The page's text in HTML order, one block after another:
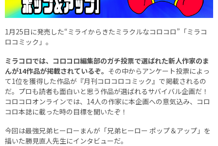
1月25日に発売した“ミライからきたミラクルなコロコロ”「ミラコ
ロコミック」。
ミラコロでは、コロコロ編集部のガチ投票で選ばれた新人作家のま
んが14作品が掲載されているぞ。 その中からアンケート投票によっ
て1位を獲得した作品が『月刊コロコロコミック』で掲載されるの
だ。プロも読者も面白いと思う作品が選ばれるサバイバル企画だ！
コロコロオンラインでは、14人の作家に本企画への意気込み、コロ
コロ本誌に載った時の目標を聞いたぞ！
今回は最強兄弟ヒーローまんが「兄弟ヒーロー ポップ＆アップ」を
描いた勝見直人先生にインタビューだ。